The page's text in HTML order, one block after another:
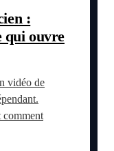
:
qui ouvre
vidéo de
comment